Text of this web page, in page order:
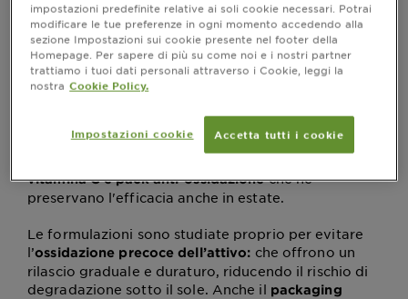
È opinione diffusa che lavitamina C sia
fotosensibile,ovvero instabile alla luce solare. Ma è
bene precisare: non è la pelle a diventare più
sensibile alla luce quando si usa vitamina C, bensì
l'attivo stesso che, se esposto a fonti di calore o
prodotti skincare di nuova generazione, come
vitamina C e pack anti-ossidazioneche ne
preservano l'efficacia anche in estate.
Le formulazioni sono studiate proprio per evitare
l’ossidazione precoce dell’attivo: che offrono un
rilascio graduale e duraturo, riducendo il rischio di
degradazione sotto il sole. Anche il packaging
impostazioni predefinite relative ai soli cookie necessari. Potrai
modificare le tue preferenze in ogni momento accedendo alla
sezione Impostazioni sui cookie presente nel footer della
Homepage. Per sapere di più su come noi e i nostri partner
trattiamo i tuoi dati personali attraverso i Cookie, leggi la
nostra Cookie Policy.
Impostazioni cookie Accetta tutti i cookie